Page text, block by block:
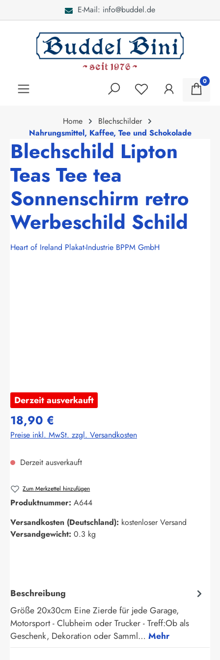
E-Mail: info@buddel.de
0
Home
Blechschilder
Nahrungsmittel, Kaffee, Tee und Schokolade
Blechschild Lipton
Teas Tee tea
Sonnenschirm retro
Werbeschild Schild
Heart of Ireland Plakat-Industrie BPPM GmbH
Derzeit ausverkauft
18,90 €
Preise inkl. MwSt. zzgl. Versandkosten
Derzeit ausverkauft
Zum Merkzettel hinzufügen
Produktnummer: A644
Versandkosten (Deutschland): kostenloser Versand
Versandgewicht: 0.3 kg
Beschreibung
Größe 20x30cm Eine Zierde für jede Garage,
Motorsport - Clubheim oder Trucker - Treff:Ob als
Geschenk, Dekoration oder Samml… Mehr